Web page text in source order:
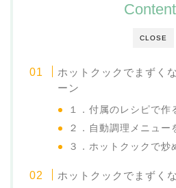
CLOSE
ホットクックでまずく
ーン
１．付属のレシピで作
２．自動調理メニュー
３．ホットクックで炒
ホットクックでまずく